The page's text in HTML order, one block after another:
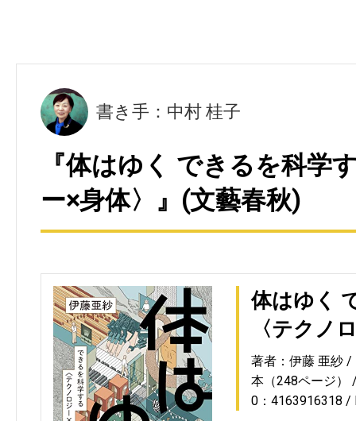
書き手：中村 桂子
『体はゆく できるを科学
ー×身体〉』(文藝春秋)
体はゆく
〈テクノ
著者：伊藤 亜紗
本（248ページ）
0：4163916318